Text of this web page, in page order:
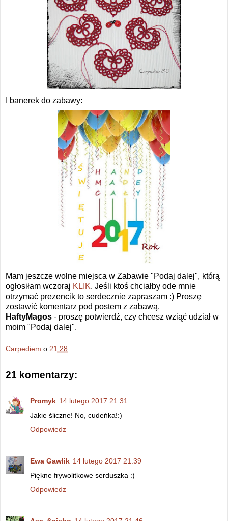
I banerek do zabawy:
Mam jeszcze wolne miejsca w Zabawie "Podaj dalej", którą
ogłosiłam wczoraj KLIK. Jeśli ktoś chciałby ode mnie
otrzymać prezencik to serdecznie zapraszam :) Proszę
zostawić komentarz pod postem z zabawą.
HaftyMagos - proszę potwierdź, czy chcesz wziąć udział w
moim "Podaj dalej".
Carpediem o 21:28
21 komentarzy:
Promyk 14 lutego 2017 21:31
Jakie śliczne! No, cudeńka!:)
Odpowiedz
Ewa Gawlik 14 lutego 2017 21:39
Piękne frywolitkowe serduszka :)
Odpowiedz